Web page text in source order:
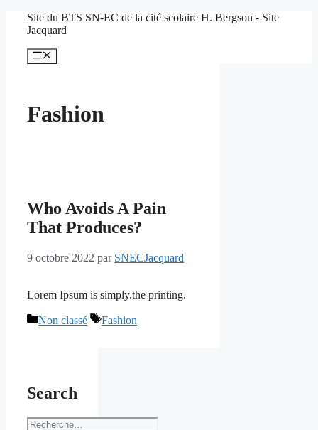
Site du BTS SN-EC de la cité scolaire H. Bergson - Site
Jacquard
Menu
Fashion
Who Avoids A Pain
That Produces?
9 octobre 2022 par SNECJacquard
Lorem Ipsum is simply.the printing.
Catégories
Non classé Étiquettes
Fashion
Search
Rechercher :